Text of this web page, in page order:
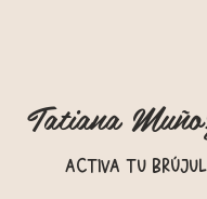
Tatiana
Activa tu